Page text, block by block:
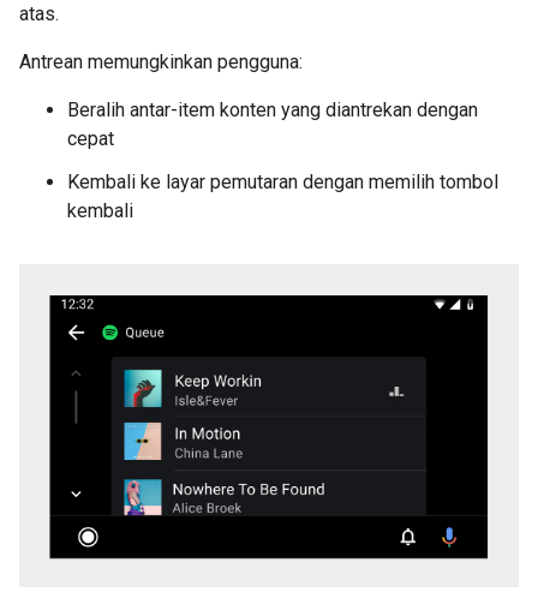
atas.
Antrean memungkinkan pengguna:
Beralih antar-item konten yang diantrekan dengan
cepat
Kembali ke layar pemutaran dengan memilih tombol
kembali